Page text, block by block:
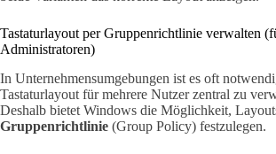
Tastaturlayout per Gruppenrichtlinie verwalten
Administratoren)
In Unternehmensumgebungen ist es oft
Tastaturlayout für mehrere Nutzer zentral zu
Deshalb bietet Windows die Möglichkeit,
Gruppenrichtlinie (Group Policy) festzulegen.